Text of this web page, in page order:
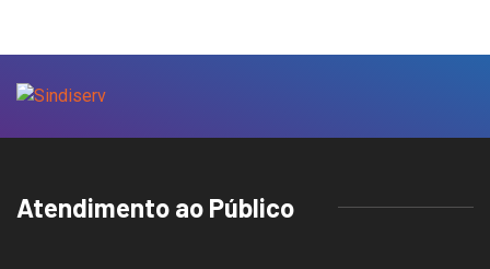
Atendimento ao Público